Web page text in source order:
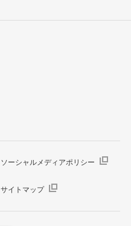
ソーシャルメディアポリシー
サイトマップ